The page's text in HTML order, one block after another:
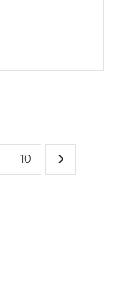
10